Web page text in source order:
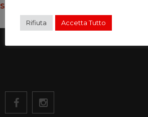
SHARE THIS:
Rifiuta Accetta Tutto